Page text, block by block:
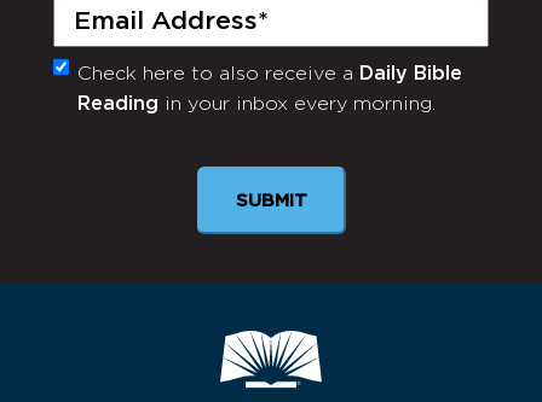
Email
(Required)
Monthly
Newsletter
Check here to also receive a Daily Bible
Reading in your inbox every morning.
SUBMIT